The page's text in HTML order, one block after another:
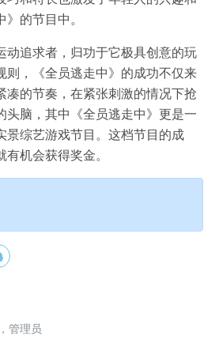
的节目中。
动追求者，归功于它极具创意的玩
则，《全员逃走中》的成功不仅来
凑的节奏，在紧张刺激的情况下抢
头脑，其中《全员逃走中》更是一
景综艺游戏节目。这档节目的成
机会获得奖金。
，管理员